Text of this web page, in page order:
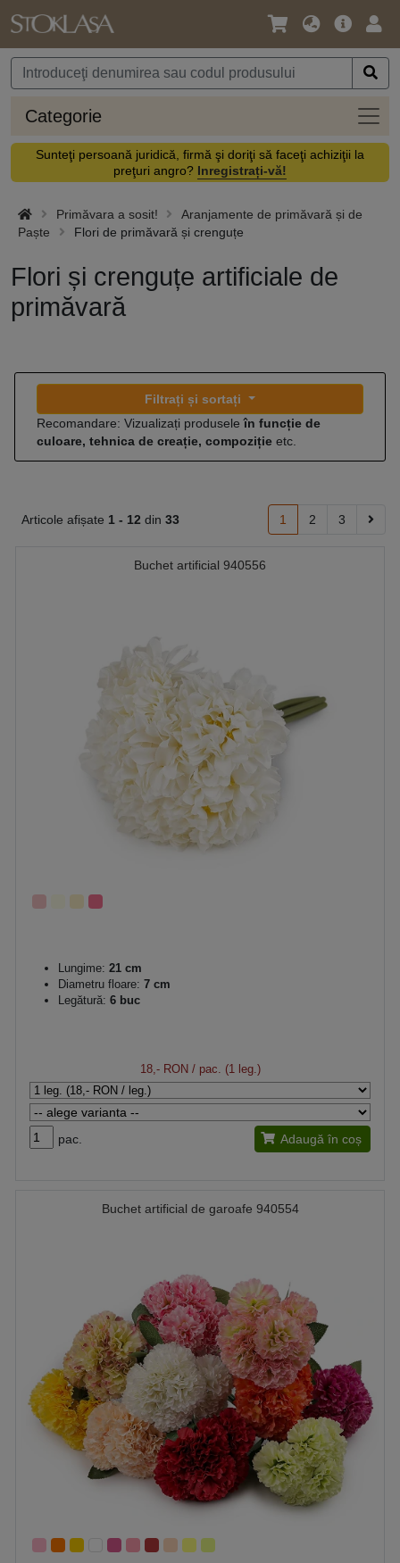
Limbă
Monedă
Meniul
Categorie
Sunteţi persoană juridică, firmă şi doriţi să faceţi achiziţii la
preţuri angro? Inregistrați-vă!
Primăvara a sosit!
Aranjamente de primăvară și de
Paște
Flori de primăvară și crenguțe
Flori și crenguțe artificiale de
primăvară
Filtrați și sortați
Recomandare: Vizualizați produseleîn funcție de
culoare, tehnica de creație, compoziție etc.
Articole afișate 1 - 12 din 33 1 2 3
Buchet artificial 940556
Lungime: 21 cm
Diametru floare: 7 cm
Legătură: 6 buc
18,- RON/ pac. (1 leg.)
pac. Adaugă în coș
Buchet artificial de garoafe 940554